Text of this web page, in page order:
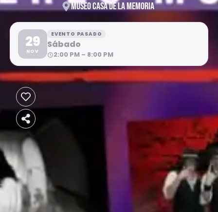
MUSEO CASA DE LA MEMORIA
29
NOV
EVENTO PASADO
Sábado
2:00 PM – 8:00 PM